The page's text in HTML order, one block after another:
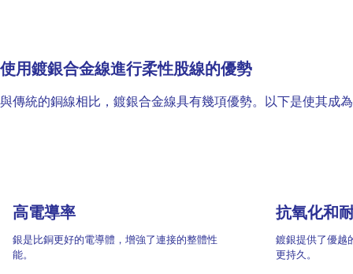
使用鍍銀合金線進行柔性股線的優勢
與傳統的銅線相比，鍍銀合金線具有幾項優勢。以下是使其成
高電導率
銀是比銅更好的電導體，增強了連接的整體性
能。
抗氧化和
鍍銀提供了優越
更持久。